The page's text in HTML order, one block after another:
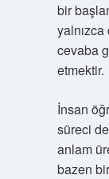
bir
cevaba
etmektir.
İnsan
süreci
anlam
bazen